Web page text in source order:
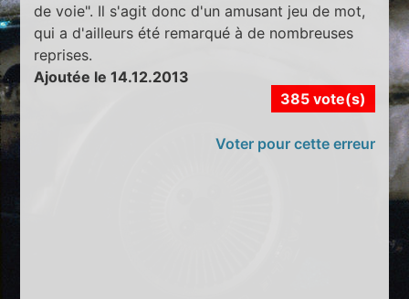
de voie". Il s'agit donc d'un amusant jeu de mot,
qui a d'ailleurs été remarqué à de nombreuses
reprises.
Ajoutée le 14.12.2013
385 vote(s)
Voter pour cette erreur